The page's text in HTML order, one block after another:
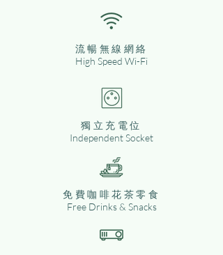
流暢無線網絡
High Speed Wi-Fi
獨立充電位
Independent Socket
免費咖啡花茶零食
Free Drinks & Snacks